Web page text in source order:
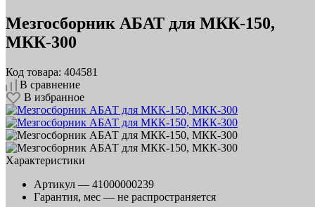
Мезгосборник АБАТ для МКК-150,
МКК-300
Код товара: 404581
В сравнение
В избранное
Характеристики
Артикул — 41000000239
Гарантия, мес — не распространяется